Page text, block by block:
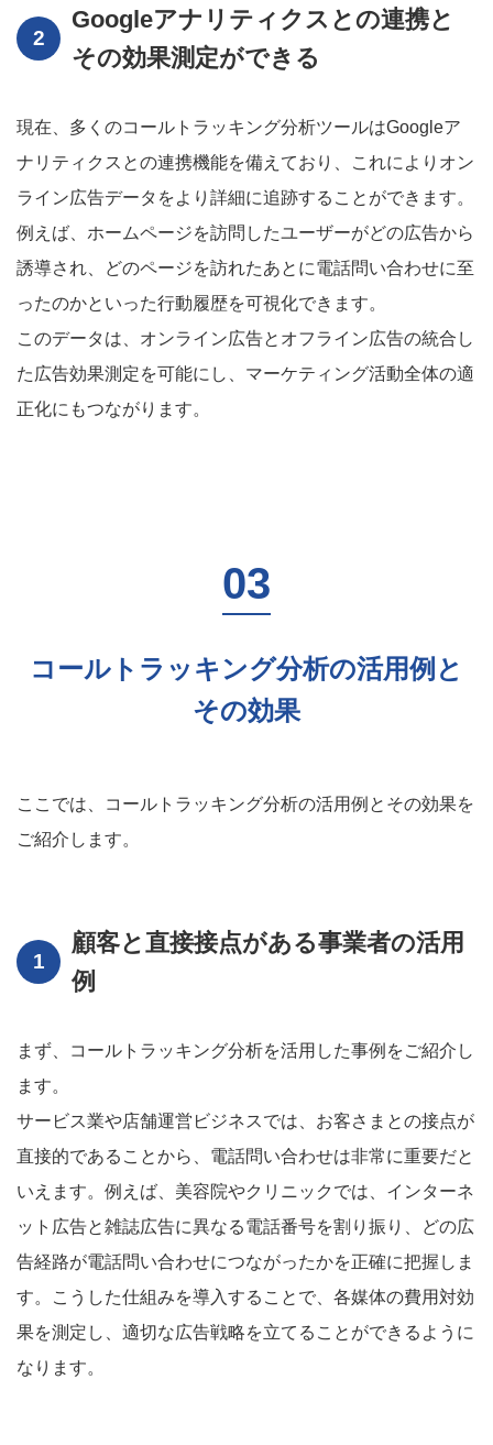
Googleアナリティクスとの連携と
その効果測定ができる
現在、多くのコールトラッキング分析ツールはGoogleア
ナリティクスとの連携機能を備えており、これによりオン
ライン広告データをより詳細に追跡することができます。
例えば、ホームページを訪問したユーザーがどの広告から
誘導され、どのページを訪れたあとに電話問い合わせに至
ったのかといった行動履歴を可視化できます。
このデータは、オンライン広告とオフライン広告の統合し
た広告効果測定を可能にし、マーケティング活動全体の適
正化にもつながります。
コールトラッキング分析の活用例と
その効果
ここでは、コールトラッキング分析の活用例とその効果を
ご紹介します。
顧客と直接接点がある事業者の活用
例
まず、コールトラッキング分析を活用した事例をご紹介し
ます。
サービス業や店舗運営ビジネスでは、お客さまとの接点が
直接的であることから、電話問い合わせは非常に重要だと
いえます。例えば、美容院やクリニックでは、インターネ
ット広告と雑誌広告に異なる電話番号を割り振り、どの広
告経路が電話問い合わせにつながったかを正確に把握しま
す。こうした仕組みを導入することで、各媒体の費用対効
果を測定し、適切な広告戦略を立てることができるように
なります。